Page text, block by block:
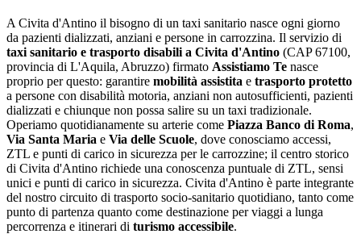
A Civita d'Antino il bisogno di un taxi sanitario nasce ogni giorno
da pazienti dializzati, anziani e persone in carrozzina. Il servizio di
taxi sanitario e trasporto disabili a Civita d'Antino (CAP67100,
provincia di L'Aquila, Abruzzo) firmato Assistiamo Te nasce
proprio per questo: garantire mobilità assistita e trasporto protetto
a persone con disabilità motoria, anziani non autosufficienti, pazienti
dializzati e chiunque non possa salire su un taxi tradizionale.
Operiamo quotidianamente su arterie come Piazza Banco di Roma,
Via Santa Maria e Via delle Scuole, dove conosciamo accessi,
ZTL e punti di carico in sicurezza per le carrozzine; il centro storico
di Civita d'Antino richiede una conoscenza puntuale di ZTL, sensi
unici e punti di carico in sicurezza. Civita d'Antino è parte integrante
del nostro circuito di trasporto socio-sanitario quotidiano, tanto come
punto di partenza quanto come destinazione per viaggi a lunga
percorrenza e itinerari di turismo accessibile.